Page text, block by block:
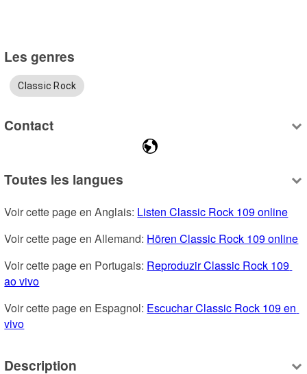
Les genres
Classic Rock
Contact
Toutes les langues
Voir cette page en Anglais: Listen Classic Rock 109 online
Voir cette page en Allemand: Hören Classic Rock 109 online
Voir cette page en Portugais: Reproduzir Classic Rock 109
ao vivo
Voir cette page en Espagnol: Escuchar Classic Rock 109 en
vivo
Description